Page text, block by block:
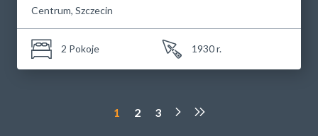
Centrum, Szczecin
2 Pokoje 1930 r.
1 2 3